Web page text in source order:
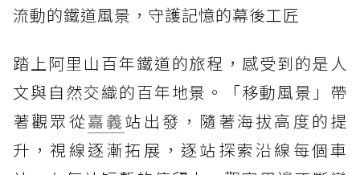
流動的鐵道風景，守護記憶的幕後工匠
踏上阿里山百年鐵道的旅程，感受到的是人
文與自然交織的百年地景。「移動風景」帶
著觀眾從嘉義站出發，隨著海拔高度的提
升，視線逐漸拓展，逐站探索沿線每個車